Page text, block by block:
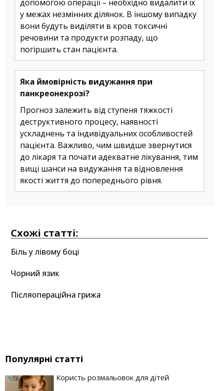
допомогою операції – необхідно видалити їх
у межах незмінних ділянок. В іншому випадку
вони будуть виділяти в кров токсичні
речовини та продукти розпаду, що
погіршить стан пацієнта.
Яка ймовірність видужання при
панкреонекрозі?
Прогноз залежить від ступеня тяжкості
деструктивного процесу, наявності
ускладнень та індивідуальних особливостей
пацієнта. Важливо, чим швидше звернутися
до лікаря та почати адекватне лікування, тим
вищі шанси на видужання та відновлення
якості життя до попереднього рівня.
Схожі статті:
Біль у лівому боці
Чорний язик
Післяопераційна грижа
Популярні статті
Користь розмальовок для дітей